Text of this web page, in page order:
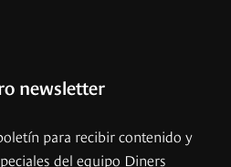
newsletter
para recibir contenido y
del equipo Diners